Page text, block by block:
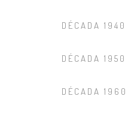
DÉCADA 1940
DÉCADA 1950
DÉCADA 1960